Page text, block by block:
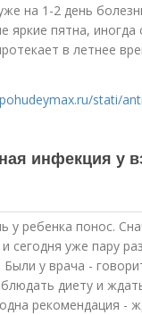
на 1-2 день
яркие пятна,
в летнее
stati/
инфекция у
у ребенка понос.
сегодня уже пару
Были у врача ­-
диету и
рекомендация -